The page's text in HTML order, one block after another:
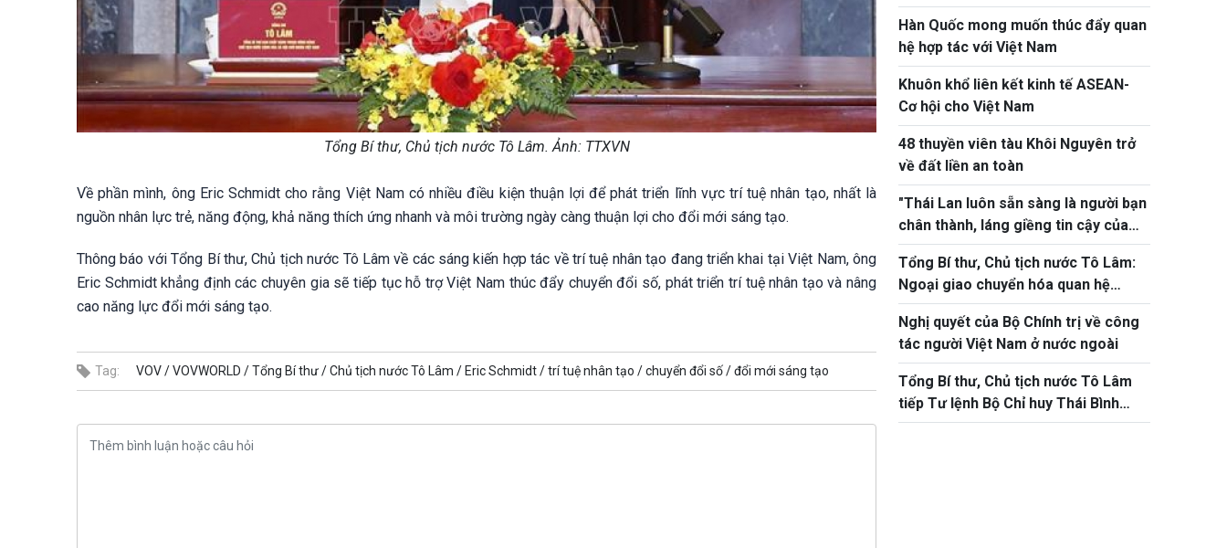
Tổng Bí thư, Chủ tịch nước Tô Lâm. Ảnh: TTXVN
Về phần mình, ông Eric Schmidt cho rằng Việt Nam có nhiều điều kiện thuận lợi để phát triển lĩnh vực trí tuệ nhân tạo, nhất là
nguồn nhân lực trẻ, năng động, khả năng thích ứng nhanh và môi trường ngày càng thuận lợi cho đổi mới sáng tạo.
Thông báo với Tổng Bí thư, Chủ tịch nước Tô Lâm về các sáng kiến hợp tác về trí tuệ nhân tạo đang triển khai tại Việt Nam, ông
Eric Schmidt khẳng định các chuyên gia sẽ tiếp tục hỗ trợ Việt Nam thúc đẩy chuyển đổi số, phát triển trí tuệ nhân tạo và nâng
cao năng lực đổi mới sáng tạo.
Tag: VOV /VOVWORLD /Tổng Bí thư /Chủ tịch nước Tô Lâm / Eric Schmidt /trí tuệ nhân tạo /chuyển đổi số /đổi mới sáng tạo
quan hệ ngoại giao Việt Nam - Thái
Lan"
Hàn Quốc mong muốn thúc đẩy quan
hệ hợp tác với Việt Nam
Khuôn khổ liên kết kinh tế ASEAN-
Cơ hội cho Việt Nam
48 thuyền viên tàu Khôi Nguyên trở
về đất liền an toàn
"Thái Lan luôn sẵn sàng là người bạn
chân thành, láng giềng tin cậy của
Việt Nam"
Tổng Bí thư, Chủ tịch nước Tô Lâm:
Ngoại giao chuyển hóa quan hệ
thành nguồn lực phát triển thực chất
Nghị quyết của Bộ Chính trị về công
tác người Việt Nam ở nước ngoài
Tổng Bí thư, Chủ tịch nước Tô Lâm
tiếp Tư lệnh Bộ Chỉ huy Thái Bình
Dương Hoa Kỳ Samuel Paparo